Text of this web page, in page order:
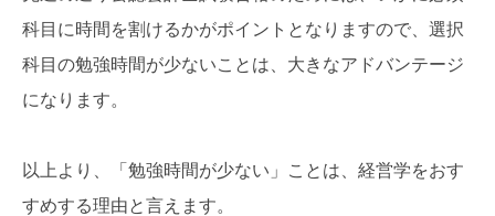
科目に時間を割けるかがポイントとなりますので、選択
科目の勉強時間が少ないことは、大きなアドバンテージ
になります。
以上より、「勉強時間が少ない」ことは、経営学をおす
すめする理由と言えます。